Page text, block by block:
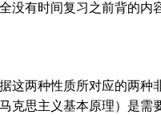
没有时间复习之前背的
两种性质所对应的两种非
克思主义基本原理）是